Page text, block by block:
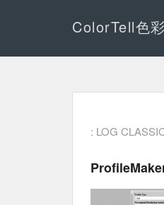
ColorTell色
: LOG